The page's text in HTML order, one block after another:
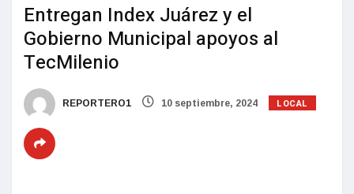
Entregan Index Juárez y el
Gobierno Municipal apoyos al
TecMilenio
REPORTERO1 10 septiembre, 2024 LOCAL